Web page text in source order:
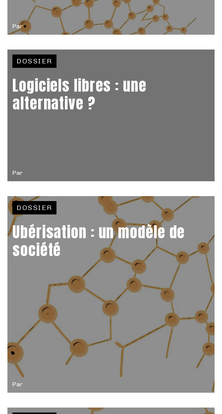
Par
Par
DOSSIER
Logiciels libres : une
alternative ?
Par
DOSSIER
Ubérisation : un modèle de
société